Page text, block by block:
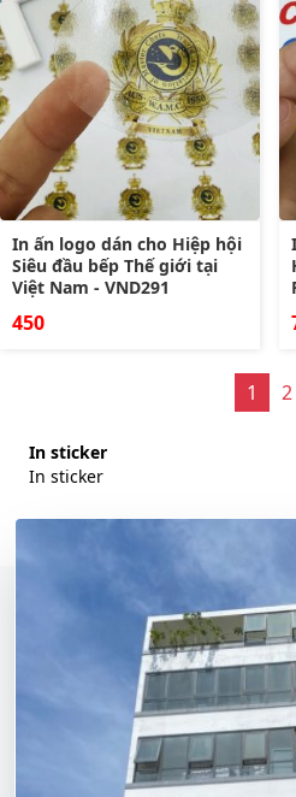
In ấn logo dán cho Hiệp hội
Siêu đầu bếp Thế giới tại
Việt Nam - VND291
450
1 2
In sticker
In sticker